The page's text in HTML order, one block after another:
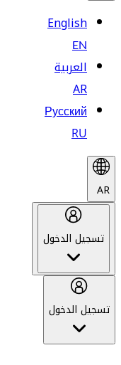
English
EN
العربية
AR
Русский
RU
AR
تسجيل الدخول
تسجيل الدخول